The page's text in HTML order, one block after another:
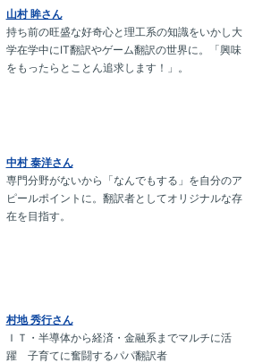
山村 眸さん
持ち前の旺盛な好奇心と理工系の知識をいかし大
学在学中にIT翻訳やゲーム翻訳の世界に。「興味
をもったらとことん追求します！」。
中村 泰洋さん
専門分野がないから「なんでもする」を自分のア
ピールポイントに。翻訳者としてオリジナルな存
在を目指す。
村地 秀行さん
ＩＴ・半導体から経済・金融系までマルチに活
躍 子育てに奮闘するパパ翻訳者